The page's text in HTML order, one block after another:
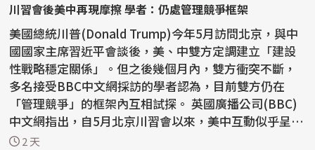
川習會後美中再現摩擦 學者：仍處管理競爭框架
美國總統川普(Donald Trump)今年5月訪問北京，與中
國國家主席習近平會談後，美、中雙方定調建立「建設
性戰略穩定關係」。但之後幾個月內，雙方衝突不斷，
多名接受BBC中文網採訪的學者認為，目前雙方仍在
「管理競爭」的框架內互相試探。 英國廣播公司(BBC)
中文網指出，自5月北京川習會以來，美中互動似乎呈現
「一邊...
2 天